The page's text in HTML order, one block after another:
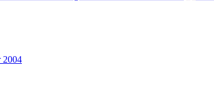
2004